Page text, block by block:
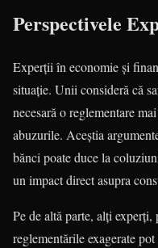
Perspectivele
Experții în economie și
situație. Unii consideră că
necesară o reglementare
abuzurile. Aceștia
bănci poate duce la
un impact direct asupra
Pe de altă parte, alți
reglementările exagerate